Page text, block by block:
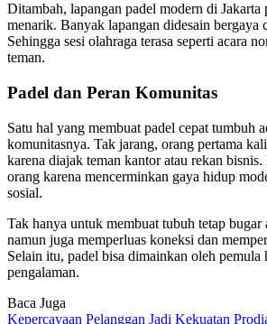
Ditambah, lapangan padel modern di Jakarta
menarik. Banyak lapangan didesain bergaya
Sehingga sesi olahraga terasa seperti acara
teman.
Padel dan Peran Komunitas
Satu hal yang membuat padel cepat tumbuh
komunitasnya. Tak jarang, orang pertama
karena diajak teman kantor atau rekan
orang karena mencerminkan gaya hidup
sosial.
Tak hanya untuk membuat tubuh tetap bugar
namun juga memperluas koneksi dan
Selain itu, padel bisa dimainkan oleh pemula
pengalaman.
Baca Juga
Kepercayaan Pelanggan Jadi Kekuatan